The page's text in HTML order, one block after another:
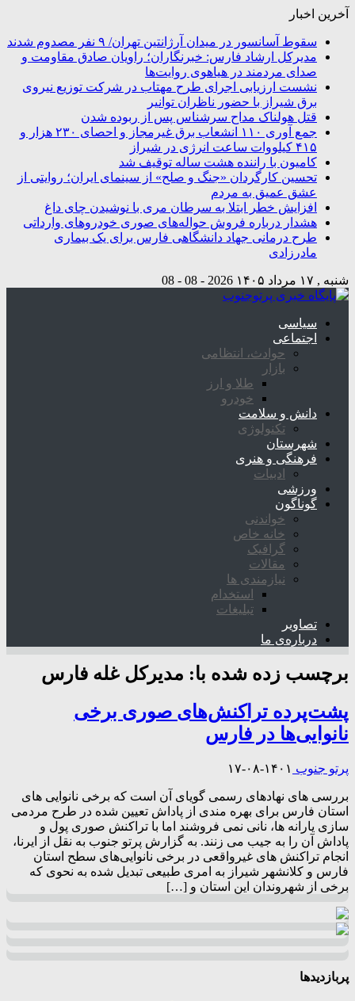
آخرین اخبار
سقوط آسانسور در میدان آرژانتین تهران/ ۹ نفر مصدوم شدند
مدیرکل ارشاد فارس: خبرنگاران؛ راویان صادق مقاومت و
صدای مردمند در هیاهوی روایت‌ها
نشست ارزیابی اجرای طرح مهتاب در شرکت توزیع نیروی
برق شیراز با حضور ناظران توانیر
قتل هولناک مداح سرشناس پس از ربوده شدن
جمع آوری ۱۱۰ انشعاب برق غیرمجاز و احصای ۲۳۰ هزار و
۴۱۵ کیلووات ساعت انرژی در شیراز
کامیون با راننده هشت ساله توقیف شد
تحسین کارگردان «جنگ و صلح» از سینمای ایران؛ روایتی از
عشق عمیق به مردم
افزایش خطر ابتلا به سرطان مری با نوشیدن چای داغ
هشدار درباره فروش حواله‌های صوری خودروهای وارداتی
طرح درمانی جهاد دانشگاهی فارس برای یک بیماری
مادرزادی
شنبه , ۱۷ مرداد ۱۴۰۵ 2026 - 08 - 08
سیاسی
اجتماعی
حوادث، انتظامی
بازار
طلا و ارز
خودرو
دانش و سلامت
تکنولوژی
شهرستان
فرهنگی و هنری
ادبیات
ورزشی
گوناگون
خواندنی
خانه خاص
گرافیک
مقالات
نیازمندی ها
استخدام
تبلیغات
تصاویر
درباره‌ی ما
برچسب زده شده با: مدیرکل غله فارس
پشت‌پرده تراکنش‌های صوری برخی
نانوایی‌ها در فارس
پرتو جنوب ۱۴۰۱-۰۸-۱۷
بررسی های نهادهای رسمی گویای آن است که برخی نانوایی های
استان فارس برای بهره مندی از پاداش تعیین شده در طرح مردمی
سازی یارانه ها، نانی نمی فروشند اما با تراکنش صوری پول و
پاداش آن را به جیب می زنند. به گزارش پرتو جنوب به نقل از ایرنا،
انجام تراکنش های غیرواقعی در برخی نانوایی‌های سطح استان
فارس و کلانشهر شیراز به امری طبیعی تبدیل شده به نحوی که
برخی از شهروندان این استان و […]
پربازدیدها